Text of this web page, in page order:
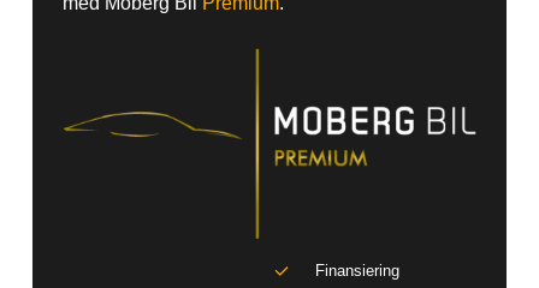
Finansiering